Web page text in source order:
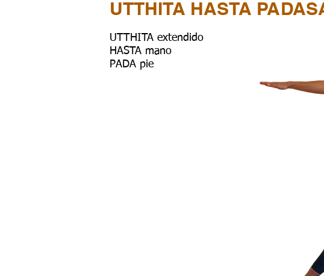
UTTHITA HASTA
UTTHITA extendido
HASTA mano
PADA pie